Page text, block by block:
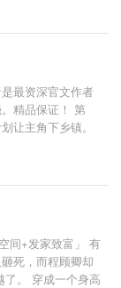
生，不变的是长
大宗师，熬死了
最资深官文作者
精品保证！ 第
让主角下乡镇。
仇，自然也有个
帽文，坚决不送
能够预知未来，
择正确，还能帮
境！
间+发家致富」 有
死，而程顾卿却
。 穿成一个身高